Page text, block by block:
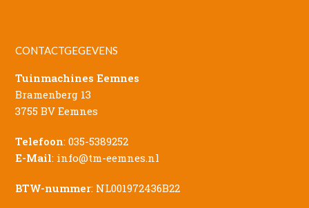
CONTACTGEGEVENS
Tuinmachines Eemnes
Bramenberg 13
3755 BV Eemnes
Telefoon:035-5389252
E-Mail: info@tm-eemnes.nl
BTW-nummer: NL001972436B22